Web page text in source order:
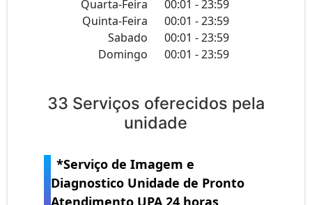
Quarta-Feira
00:01 - 23:59
Quinta-Feira
00:01 - 23:59
Sabado
00:01 - 23:59
Domingo
00:01 - 23:59
33 Serviços oferecidos pela
unidade
*Serviço de Imagem e
Diagnostico Unidade de Pronto
Atendimento UPA 24 horas